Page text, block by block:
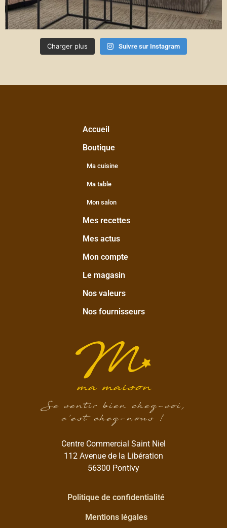
Charger plus Suivre sur Instagram
Accueil
Boutique
Ma cuisine
Ma table
Mon salon
Mes recettes
Mes actus
Mon compte
Le magasin
Nos valeurs
Nos fournisseurs
Se sentir bien chez-soi,
c’est chez-nous !
Centre Commercial Saint Niel
112 Avenue de la Libération
56300 Pontivy
Politique de confidentialité
Mentions légales